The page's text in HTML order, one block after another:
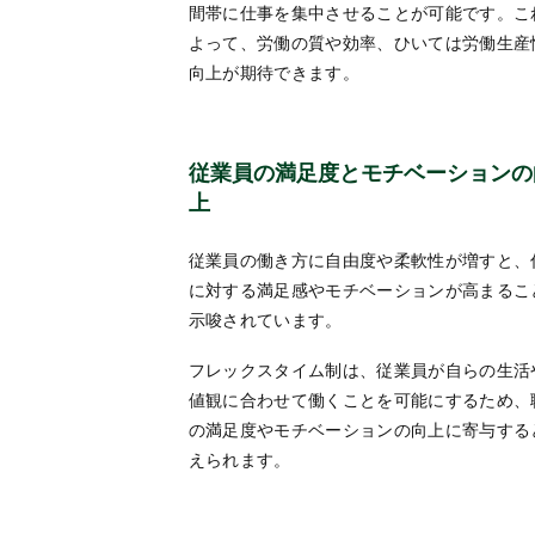
間帯に仕事を集中させることが可能です。こ
よって、労働の質や効率、ひいては労働生産
向上が期待できます。
従業員の満足度とモチベーション
上
従業員の働き方に自由度や柔軟性が増すと、
に対する満足感やモチベーションが高まるこ
示唆されています。
フレックスタイム制は、従業員が自らの生活
値観に合わせて働くことを可能にするため、
の満足度やモチベーションの向上に寄与する
えられます。